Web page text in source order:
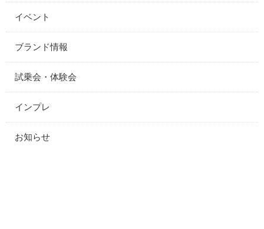
イベント
ブランド情報
試乗会・体験会
インプレ
お知らせ